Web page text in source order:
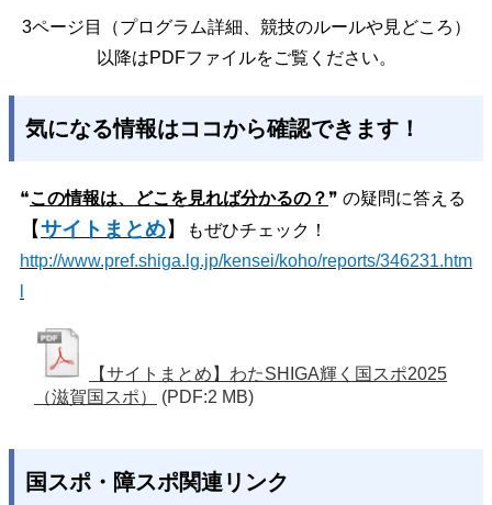
3ページ目（プログラム詳細、競技のルールや見どころ）
以降はPDFファイルをご覧ください。
気になる情報はココから確認できます！
❝この情報は、どこを見れば分かるの？ ❞ の疑問に答える
【サイトまとめ】
もぜひチェック！
http://www.pref.shiga.lg.jp/kensei/koho/reports/346231.htm
【サイトまとめ】わたSHIGA輝く国スポ2025
（滋賀国スポ）
(PDF:2 MB)
国スポ・障スポ関連リンク